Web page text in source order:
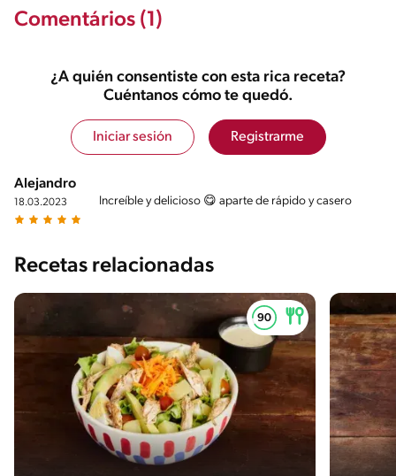
Comentários (1)
¿A quién consentiste con esta rica receta?
Cuéntanos cómo te quedó.
Iniciar sesión Registrarme
Alejandro
18.03.2023 Increíble y delicioso 😋 aparte de rápido y casero
Recetas relacionadas